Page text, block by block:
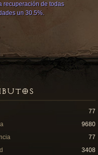
recuperación de todas
un 30.5%.
77
9680
77
3408